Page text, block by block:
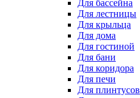
Для бассейна
Для лестницы
Для крыльца
Для дома
Для гостиной
Для бани
Для коридора
Для печи
Для плинтусов